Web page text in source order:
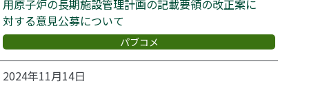
パブコメ
用原子炉の長期施設管理計画の記載要領の改正案に
対する意見公募について
2024年11月14日